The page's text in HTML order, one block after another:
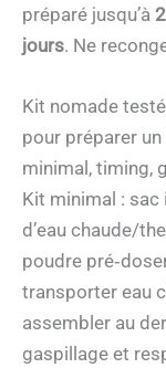
préparé jusqu’à
jours. Ne
Kit nomade
pour préparer
minimal, timing,
Kit minimal :
d’eau chaude/
poudre
transporter eau
assembler au
gaspillage et